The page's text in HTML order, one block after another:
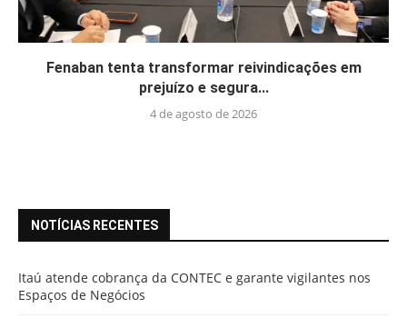
Fenaban tenta transformar reivindicações em
prejuízo e segura...
4 de agosto de 2026
NOTÍCIAS RECENTES
Itaú atende cobrança da CONTEC e garante vigilantes nos
Espaços de Negócios